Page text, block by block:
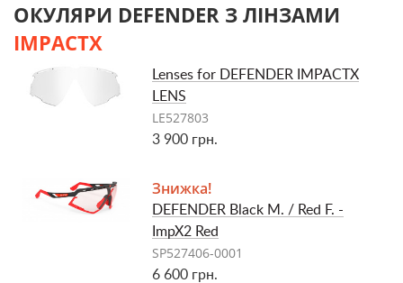
ОКУЛЯРИ DEFENDER З ЛІНЗАМИ
IMPACTX
Lenses for DEFENDER IMPACTX
LENS
LE527803
3 900 грн.
Знижка!
DEFENDER Black M. / Red F. -
ImpX2 Red
SP527406-0001
6 600 грн.